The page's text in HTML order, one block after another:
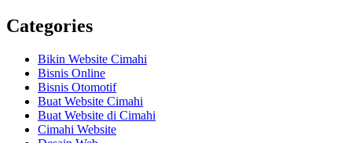
Categories
Bikin Website Cimahi
Bisnis Online
Bisnis Otomotif
Buat Website Cimahi
Buat Website di Cimahi
Cimahi Website